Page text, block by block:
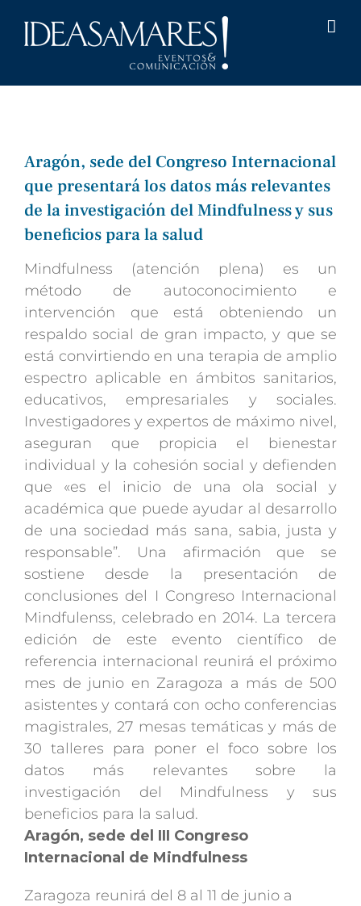
Aragón, sede del Congreso Internacional
que presentará los datos más relevantes
de la investigación del Mindfulness y sus
beneficios para la salud
Mindfulness (atención plena) es un
método de autoconocimiento e
intervención que está obteniendo un
respaldo social de gran impacto, y que se
está convirtiendo en una terapia de amplio
espectro aplicable en ámbitos sanitarios,
educativos, empresariales y sociales.
Investigadores y expertos de máximo nivel,
aseguran que propicia el bienestar
individual y la cohesión social y defienden
que «es el inicio de una ola social y
académica que puede ayudar al desarrollo
de una sociedad más sana, sabia, justa y
responsable”. Una afirmación que se
sostiene desde la presentación de
conclusiones del I Congreso Internacional
Mindfulenss, celebrado en 2014. La tercera
edición de este evento científico de
referencia internacional reunirá el próximo
mes de junio en Zaragoza a más de 500
asistentes y contará con ocho conferencias
magistrales, 27 mesas temáticas y más de
30 talleres para poner el foco sobre los
datos más relevantes sobre la
investigación del Mindfulness y sus
beneficios para la salud.
Aragón, sede del III Congreso
Internacional de Mindfulness
Zaragoza reunirá del 8 al 11 de junio a